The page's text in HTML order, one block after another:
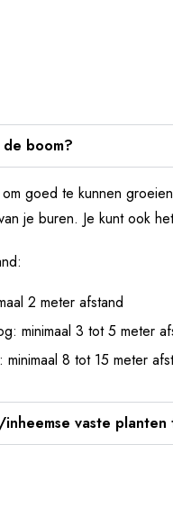
boom?
goed te kunnen
je buren. Je kunt ook
2 meter afstand
minimaal 3 tot 5 meter
8 tot 15 meter
vaste